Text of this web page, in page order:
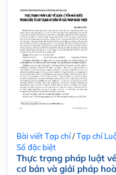
Bài viết Tạp chí/Tạp chí
Số đặc biệt
Thực trạng pháp luật
cơ bản và giải pháp